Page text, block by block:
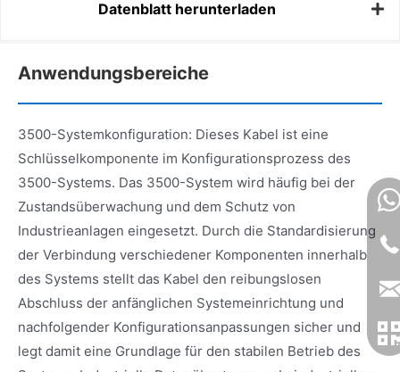
Datenblatt herunterladen
Anwendungsbereiche
3500-Systemkonfiguration: Dieses Kabel ist eine
Schlüsselkomponente im Konfigurationsprozess des
3500-Systems. Das 3500-System wird häufig bei der
Zustandsüberwachung und dem Schutz von
Industrieanlagen eingesetzt. Durch die Standardisierung
der Verbindung verschiedener Komponenten innerhalb
des Systems stellt das Kabel den reibungslosen
Abschluss der anfänglichen Systemeinrichtung und
nachfolgender Konfigurationsanpassungen sicher und
legt damit eine Grundlage für den stabilen Betrieb des